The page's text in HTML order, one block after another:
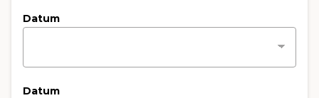
Datum
Datum